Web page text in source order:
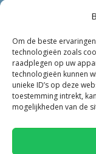
Om de beste
technologieën zoals
raadplegen op uw
technologieën kunnen
unieke ID’s op deze
toestemming intrekt,
mogelijkheden van de
Tags
VEILIGHEID